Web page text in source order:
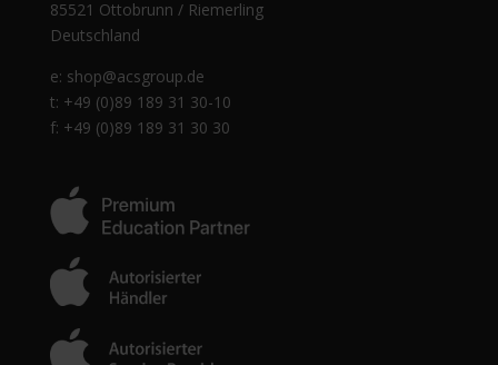
85521 Ottobrunn / Riemerling
Deutschland
e: shop@acsgroup.de
t: +49 (0)89 189 31 30-10
f: +49 (0)89 189 31 30 30